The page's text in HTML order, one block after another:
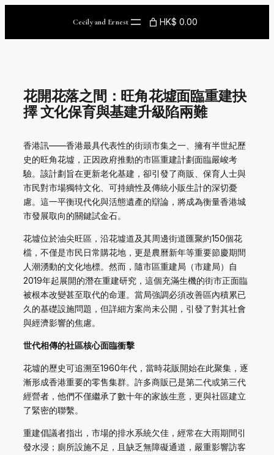
Cecily and Ernest HK$ 0.00
花開花落之間：旺角花墟面臨重建抉
擇 文化保育與基建升級陷兩難
香港訊——香港最具代表性的街頭市集之一、擁有半世紀歷
史的旺角花墟，正因政府推動的市區重建計劃面臨嚴峻考
驗。該計劃旨在更新老化基建，卻引發了商販、保育人士與
市民對市場獨特文化、可持續性及傳統小販生計的深切憂
慮。這一平衡現代化與活態遺產的辯論，將成為衡量香港城
市發展取向的關鍵試金石。
花墟位於油尖旺區，沿花墟道及其周邊街道匯聚約150個花
檔，不僅是市民日常購花地，更是農曆新年等重要節慶期間
人潮湧動的文化地標。然而，隨市區重建局（市建局）自
2019年起展開的潛在重建研究，這個充滿生機的街市正面臨
被根本改變甚至取代的命運。當局強調必須改善區內積累已
久的基礎設施問題，但詳細方案尚未公開，引發了對其社會
與經濟影響的焦慮。
世代相傳的社區核心面臨衝擊
花墟的歷史可追溯至1960年代，當時花販開始在此聚集，逐
漸形成香港重要的零售集群。許多商販已是第二代或第三代
經營者，他們不僅繼承了數十年的家族生意，更與社區建立
了緊密的聯繫。
重建倡議者指出，市場的排水系統欠佳，經常在大雨期間引
發水浸；廁所設施不足，且缺乏無障礙通道，嚴重影響訪客